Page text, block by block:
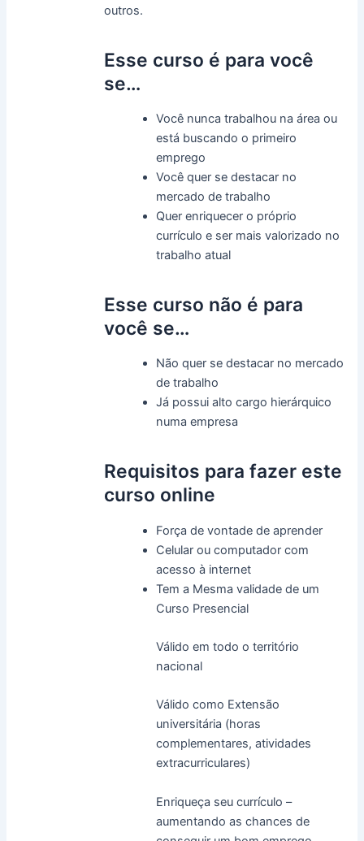
outros.
Esse curso é para você
se…
Você nunca trabalhou na área ou
está buscando o primeiro
emprego
Você quer se destacar no
mercado de trabalho
Quer enriquecer o próprio
currículo e ser mais valorizado no
trabalho atual
Esse curso não é para
você se…
Não quer se destacar no mercado
de trabalho
Já possui alto cargo hierárquico
numa empresa
Requisitos para fazer este
curso online
Força de vontade de aprender
Celular ou computador com
acesso à internet
Tem a Mesma validade de um
Curso Presencial
Válido em todo o território
nacional
Válido como Extensão
universitária (horas
complementares, atividades
extracurriculares)
Enriqueça seu currículo –
aumentando as chances de